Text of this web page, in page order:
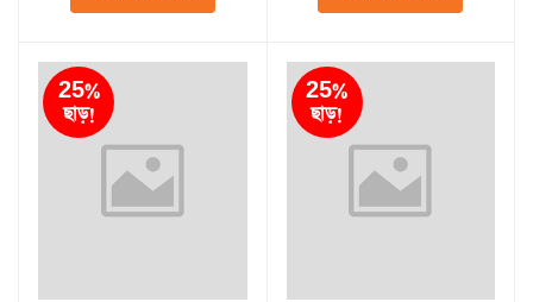
25%
ছাড়!
25%
ছাড়!